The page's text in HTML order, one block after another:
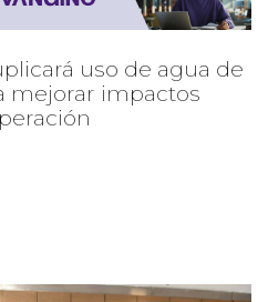
uso de agua de
mejorar impactos